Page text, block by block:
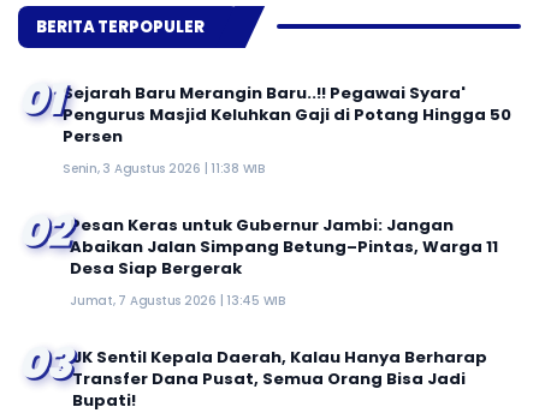
BERITA TERPOPULER
01Sejarah Baru Merangin Baru..!! Pegawai Syara'
Pengurus Masjid Keluhkan Gaji di Potang Hingga 50
Persen
Senin, 3 Agustus 2026 | 11:38 WIB
02Pesan Keras untuk Gubernur Jambi: Jangan
Abaikan Jalan Simpang Betung–Pintas, Warga 11
Desa Siap Bergerak
Jumat, 7 Agustus 2026 | 13:45 WIB
03JK Sentil Kepala Daerah, Kalau Hanya Berharap
Transfer Dana Pusat, Semua Orang Bisa Jadi
Bupati!